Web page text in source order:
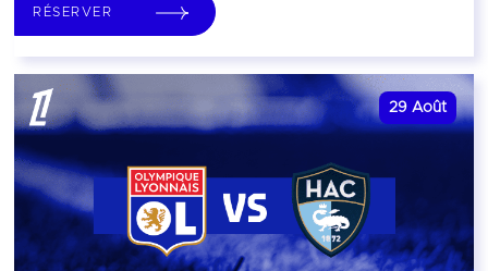
RÉSERVER
29 Août